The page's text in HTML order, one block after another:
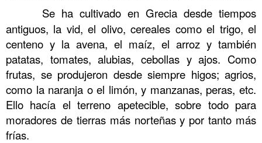
Se ha cultivado en Grecia desde tiempos
antiguos, la vid, el olivo, cereales como el trigo, el
centeno y la avena, el maíz, el arroz y también
patatas, tomates, alubias, cebollas y ajos. Como
frutas, se produjeron desde siempre higos; agrios,
como la naranja o el limón, y manzanas, peras, etc.
Ello hacía el terreno apetecible, sobre todo para
moradores de tierras más norteñas y por tanto más
frías.